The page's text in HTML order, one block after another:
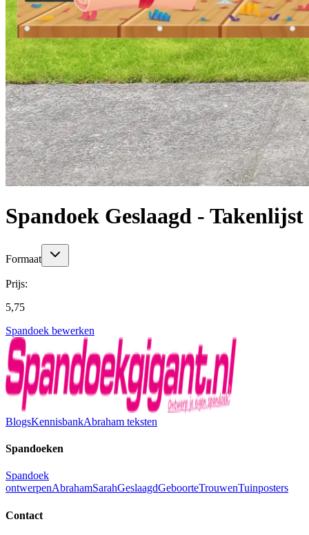
Spandoek Geslaagd - Takenlijst
Formaat
Prijs:
5,75
Spandoek bewerken
BlogsKennisbankAbraham teksten
Spandoeken
Spandoek
ontwerpenAbrahamSarahGeslaagdGeboorteTrouwenTuinposters
Contact